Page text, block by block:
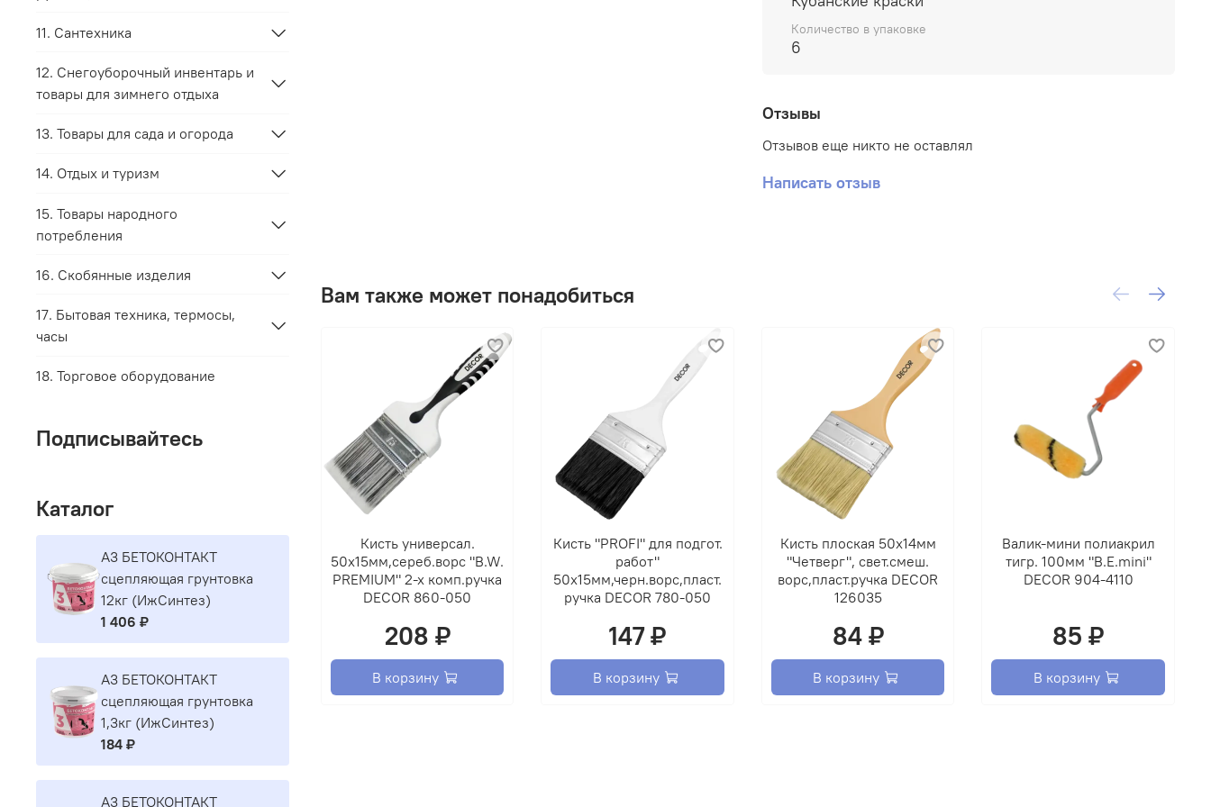
Количество в упаковке
6
Отзывы
Отзывов еще никто не оставлял
Написать отзыв
Вам также может понадобиться
Кисть универсал.
50х15мм,сереб.ворс "B.W.
PREMIUM" 2-х комп.ручка
DECOR 860-050
208 ₽
В корзину
Кисть "PROFI" для подгот.
работ"
50х15мм,черн.ворс,пласт.
ручка DECOR 780-050
147 ₽
В корзину
Кисть плоская 50х14мм
"Четверг", свет.смеш.
ворс,пласт.ручка DECOR
126035
84 ₽
В корзину
Валик-мини полиакрил
тигр. 100мм "B.E.mini"
DECOR 904-4110
85 ₽
В корзину
11. Сантехника
12. Снегоуборочный инвентарь и
товары для зимнего отдыха
13. Товары для сада и огорода
14. Отдых и туризм
15. Товары народного
потребления
16. Скобянные изделия
17. Бытовая техника, термосы,
часы
18. Торговое оборудование
Подписывайтесь
Каталог
A3 БЕТОКОНТАКТ
сцепляющая грунтовка
12кг (ИжСинтез)
1 406 ₽
A3 БЕТОКОНТАКТ
сцепляющая грунтовка
1,3кг (ИжСинтез)
184 ₽
A3 БЕТОКОНТАКТ